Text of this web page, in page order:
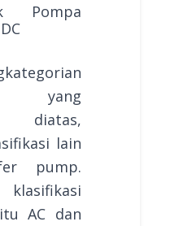
Pompa
yang
diatas,
lain
pump.
AC dan